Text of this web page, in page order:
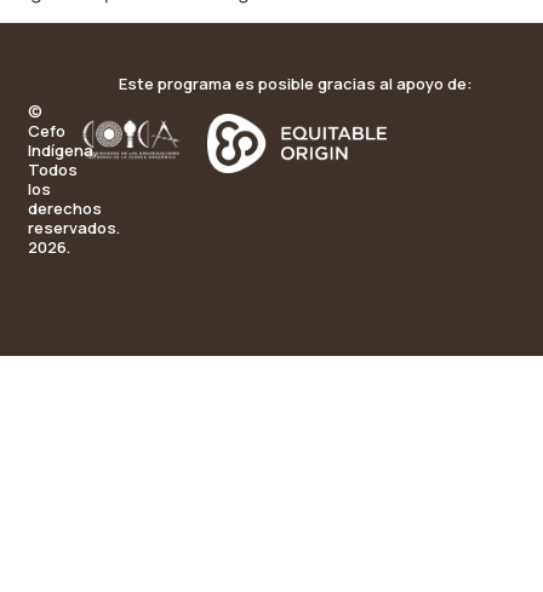
©
Cefo
Indígena.
Todos
los
derechos
reservados.
2026.
Este programa es posible gracias al apoyo de: